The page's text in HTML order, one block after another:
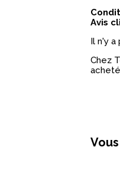
Avis
Il n'y
Chez